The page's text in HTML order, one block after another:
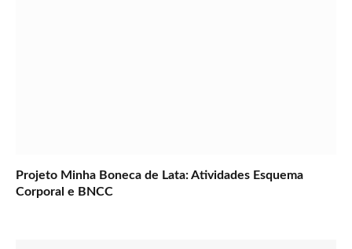
Projeto Minha Boneca de Lata: Atividades Esquema
Corporal e BNCC